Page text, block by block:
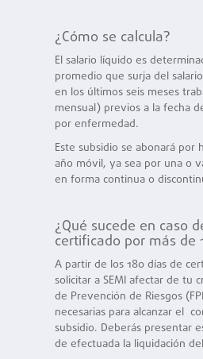
¿Cómo se calcula?
El salario líquido es
promedio que surja del
en los últimos seis meses
mensual) previos a la fecha
por enfermedad.
Este subsidio se abonará por
año móvil, ya sea por una o
en forma continua o
¿Qué sucede en caso
certificado por más de
A partir de los 180 días de
solicitar a SEMI afectar de tu
de Prevención de Riesgos
necesarias para alcanzar el
subsidio. Deberás presentar
de efectuada la liquidación